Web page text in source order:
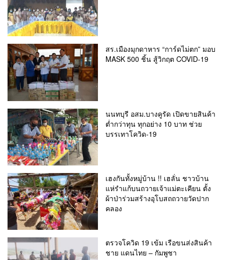
สร.เมืองมุกดาหาร “การ์ดไม่ตก” มอบ
MASK 500 ชิ้น สู้วิกฤต COVID-19
นนทบุรี อสม.บางคูรัด เปิดขายสินค้า
ต่ำกว่าทุน ทุกอย่าง 10 บาท ช่วย
บรรเทาโควิด-19
เฮงกันทั้งหมู่บ้าน !! เฮลั่น ชาวบ้าน
แห่รำแก้บนถวายเจ้าแม่ตะเคียน ตั้ง
ผ้าป่าร่วมสร้างอุโบสถถวายวัดปาก
คลอง
ตรวจโควิด 19 เข้ม เรือขนส่งสินค้า
ชาย แดนไทย – กัมพูชา